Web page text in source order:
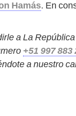
Hamás. En
a La
+51 997 883
a nuestro